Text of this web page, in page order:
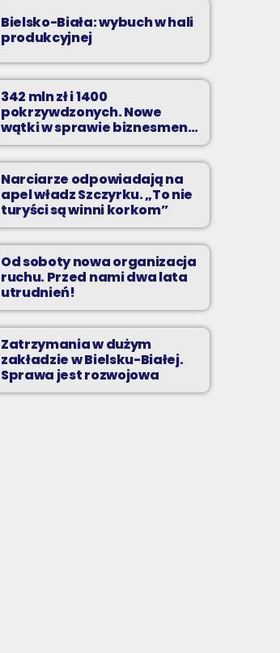
Bielsko-Biała: wybuch w hali
produkcyjnej
342 mln zł i 1400
pokrzywdzonych. Nowe
wątki w sprawie biznesmena
z Bielska-Białej
Narciarze odpowiadają na
apel władz Szczyrku. „To nie
turyści są winni korkom”
Od soboty nowa organizacja
ruchu. Przed nami dwa lata
utrudnień!
Zatrzymania w dużym
zakładzie w Bielsku-Białej.
Sprawa jest rozwojowa